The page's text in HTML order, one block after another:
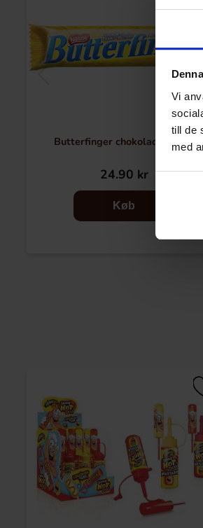
Vi
till de
med
Butterfinger chokolade 53,8g
24.90 kr
Køb